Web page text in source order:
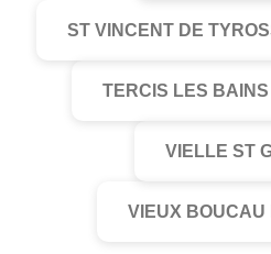
ST VINCENT DE
TERCIS LES BAINS
VIELLE ST
VIEUX BOUCAU